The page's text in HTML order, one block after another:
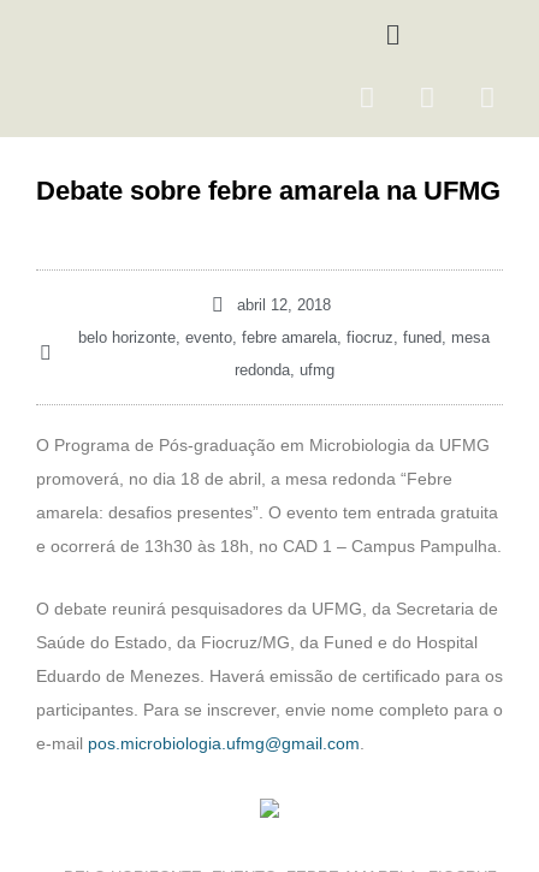
Menu
F
e
b
I
t
a
Y
t
u
Debate sobre febre amarela na UFMG
abril 12, 2018
belo horizonte, evento, febre amarela, fiocruz, funed, mesa
redonda, ufmg
O Programa de Pós-graduação em Microbiologia da UFMG
promoverá, no dia 18 de abril, a mesa redonda “Febre
amarela: desafios presentes”. O evento tem entrada gratuita
e ocorrerá de 13h30 às 18h, no CAD 1 – Campus Pampulha.
O debate reunirá pesquisadores da UFMG, da Secretaria de
Saúde do Estado, da Fiocruz/MG, da Funed e do Hospital
Eduardo de Menezes. Haverá emissão de certificado para os
participantes. Para se inscrever, envie nome completo para o
e-mail pos.microbiologia.ufmg@gmail.com.